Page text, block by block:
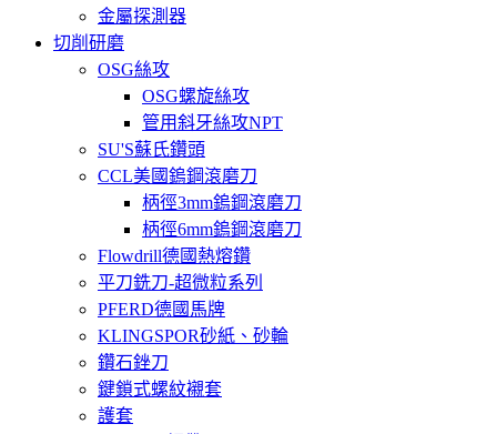
金屬探測器
切削研磨
OSG絲攻
OSG螺旋絲攻
管用斜牙絲攻NPT
SU'S蘇氏鑽頭
CCL美國鎢鋼滾磨刀
柄徑3mm鎢鋼滾磨刀
柄徑6mm鎢鋼滾磨刀
Flowdrill德國熱熔鑽
平刀銑刀-超微粒系列
PFERD德國馬牌
KLINGSPOR砂紙、砂輪
鑽石銼刀
鍵鎖式螺紋襯套
護套